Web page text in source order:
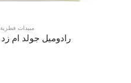
مبيدات فطرية
رادوميل جولد ام زد 68%WG